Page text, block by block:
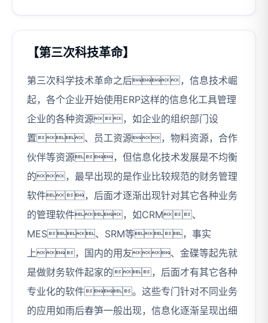
【第三次科技革命】
第三次科学技术革命之后，信息技术崛
起，各个企业开始使用ERP这样的信息化工具管理
企业的各种资源，如企业的组织部门设
置、员工资源，物料资源，合作
伙伴等资源，但信息化技术发展是不均衡
的，最早出现的是作业比较规范的财务管理
软件，后面才逐渐出现针对其它各种业务
的管理软件，如CRM、
MES、SRM等，事实
上，国内的用友、金碟等起先就
是做财务软件起家的，后面才有其它各种
专业化的软件。这些专门针对不同业务
的应用如雨后春笋一般出现，信息化逐渐呈现出细